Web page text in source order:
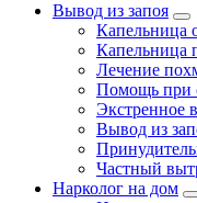
Вывод из запоя
Капельница
Капельница
Лечение
Помощь при
Экстренное
Вывод из
Частный
Нарколог на дом